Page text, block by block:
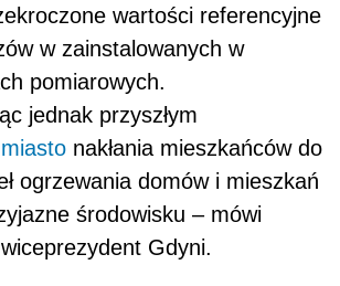
wartości referencyjne
w zainstalowanych w
pomiarowych.
jednak przyszłym
miasto nakłania mieszkańców do
ogrzewania domów i mieszkań
środowisku – mówi
Gdyni.